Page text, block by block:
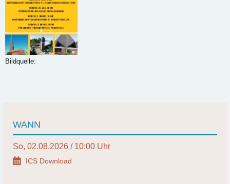
Bildquelle:
WANN
So, 02.08.2026 / 10:00 Uhr
ICS Download